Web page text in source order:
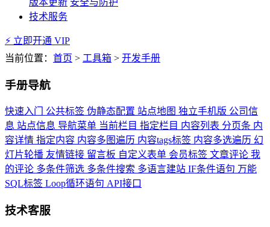
版本更新 安全与防护
技术服务
⚡ 立即开通 VIP
当前位置： 首页 > 工具箱 > 开发手册
手册导航
快速入门 公共标签 伪静态配置 站点地图 独立手机版 公司信
息 站点信息 导航菜单 当前栏目 指定栏目 内容列表 分页条 内
容详情 指定内容 内容多图遍历 内容tags标签 内容多选遍历 幻
灯片轮播 友情链接 留言板 自定义表单 会员标签 文章评论 我
的评论 多条件筛选 多条件搜索 多语言建站 IF条件语句 万能
SQL标签 Loop循环语句 API接口
技术客服